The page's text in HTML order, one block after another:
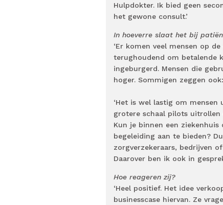
Hulpdokter. Ik bied geen
het gewone consult.’
In hoeverre slaat het bij
‘Er komen veel mensen op
terughoudend om betalende
ingeburgerd. Mensen die
hoger. Sommigen zeggen
‘Het is wel lastig om
grotere schaal pilots uitrollen
Kun je binnen een
begeleiding aan te bieden?
zorgverzekeraars, bedrijven
Daarover ben ik ook in
Hoe reageren zij?
‘Heel positief. Het idee
businesscase hiervan. Ze